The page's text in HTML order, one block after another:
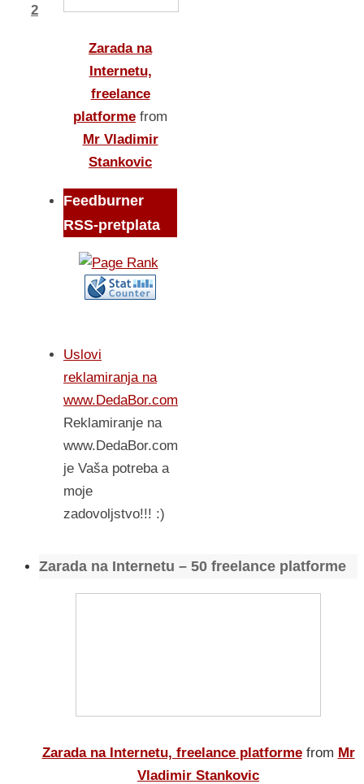
2
Zarada na
Internetu,
freelance
platforme from
Mr Vladimir
Stankovic
Feedburner
RSS-pretplata
Uslovi
reklamiranja na
www.DedaBor.com
Reklamiranje na
www.DedaBor.com
je Vaša potreba a
moje
zadovoljstvo!!! :)
Zarada na Internetu – 50 freelance platforme
Zarada na Internetu, freelance platforme from Mr
Vladimir Stankovic